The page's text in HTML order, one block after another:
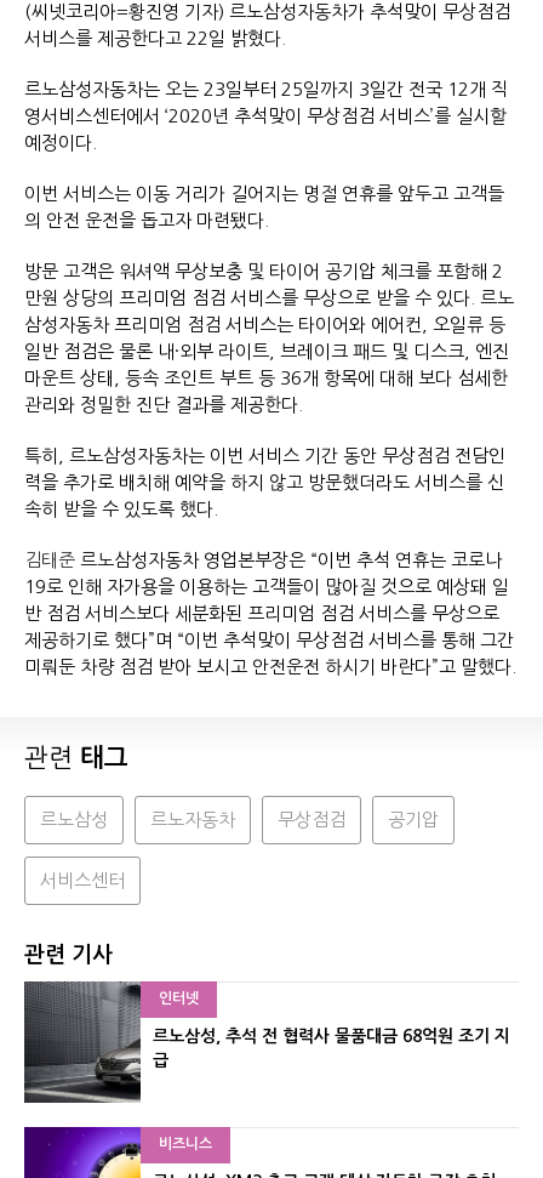
(씨넷코리아=황진영 기자) 르노삼성자동차가 추석맞이 무상점검
서비스를 제공한다고 22일 밝혔다.
르노삼성자동차는 오는 23일부터 25일까지 3일간 전국 12개 직
영서비스센터에서 ‘2020년 추석맞이 무상점검 서비스’를 실시할
예정이다.
이번 서비스는 이동 거리가 길어지는 명절 연휴를 앞두고 고객들
의 안전 운전을 돕고자 마련됐다.
방문 고객은 워셔액 무상보충 및 타이어 공기압 체크를 포함해 2
만원 상당의 프리미엄 점검 서비스를 무상으로 받을 수 있다. 르노
삼성자동차 프리미엄 점검 서비스는 타이어와 에어컨, 오일류 등
일반 점검은 물론 내·외부 라이트, 브레이크 패드 및 디스크, 엔진
마운트 상태, 등속 조인트 부트 등 36개 항목에 대해 보다 섬세한
관리와 정밀한 진단 결과를 제공한다.
특히, 르노삼성자동차는 이번 서비스 기간 동안 무상점검 전담인
력을 추가로 배치해 예약을 하지 않고 방문했더라도 서비스를 신
속히 받을 수 있도록 했다.
김태준 르노삼성자동차 영업본부장은 “이번 추석 연휴는 코로나
19로 인해 자가용을 이용하는 고객들이 많아질 것으로 예상돼 일
반 점검 서비스보다 세분화된 프리미엄 점검 서비스를 무상으로
제공하기로 했다”며 “이번 추석맞이 무상점검 서비스를 통해 그간
미뤄둔 차량 점검 받아 보시고 안전운전 하시기 바란다”고 말했다.
관련 태그
르노삼성 르노자동차 무상점검 공기압
서비스센터
관련 기사
인터넷
르노삼성, 추석 전 협력사 물품대금 68억원 조기 지
급
비즈니스